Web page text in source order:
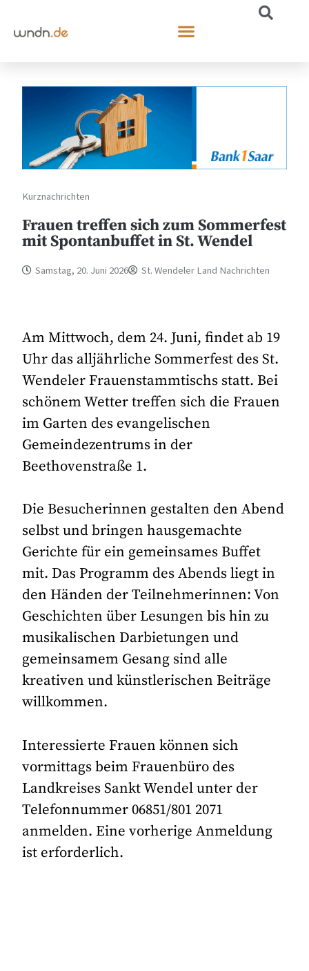
Kurznachrichten
Frauen treffen sich zum Sommerfest
mit Spontanbuffet in St. Wendel
Samstag, 20. Juni 2026 St. Wendeler Land Nachrichten
Am Mittwoch, dem 24. Juni, findet ab 19
Uhr das alljährliche Sommerfest des St.
Wendeler Frauenstammtischs statt. Bei
schönem Wetter treffen sich die Frauen
im Garten des evangelischen
Gemeindezentrums in der
Beethovenstraße 1.
Die Besucherinnen gestalten den Abend
selbst und bringen hausgemachte
Gerichte für ein gemeinsames Buffet
mit. Das Programm des Abends liegt in
den Händen der Teilnehmerinnen: Von
Geschichten über Lesungen bis hin zu
musikalischen Darbietungen und
gemeinsamem Gesang sind alle
kreativen und künstlerischen Beiträge
willkommen.
Interessierte Frauen können sich
vormittags beim Frauenbüro des
Landkreises Sankt Wendel unter der
Telefonnummer 06851/801 2071
anmelden. Eine vorherige Anmeldung
ist erforderlich.